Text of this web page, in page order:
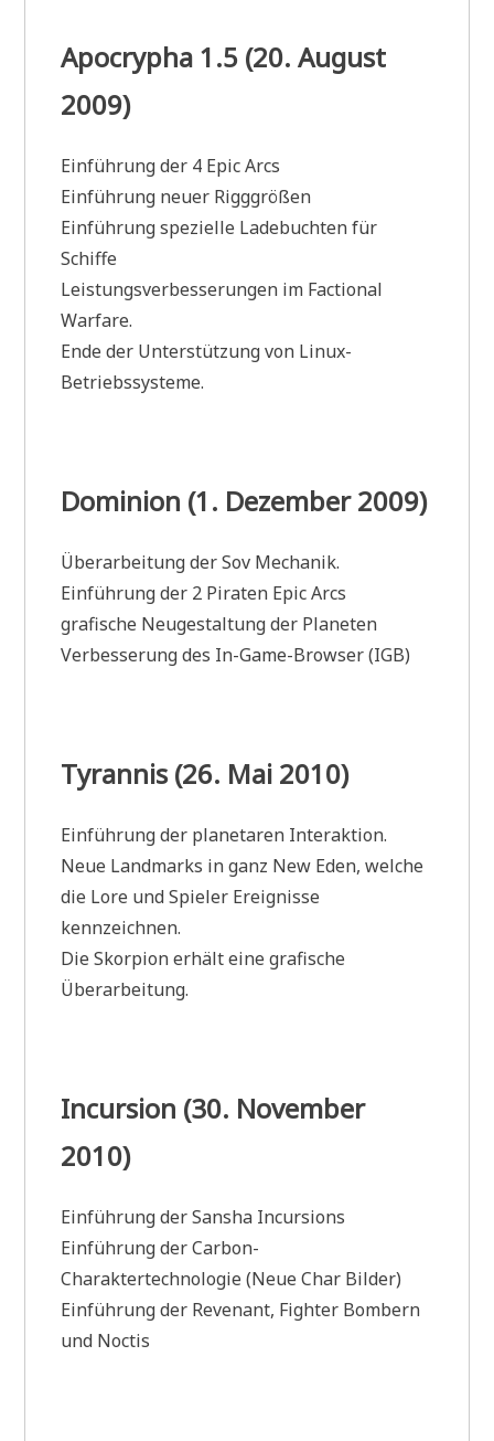
Apocrypha 1.5 (20. August
2009)
Einführung der 4 Epic Arcs
Einführung neuer Rigggrößen
Einführung spezielle Ladebuchten für
Schiffe
Leistungsverbesserungen im Factional
Warfare.
Ende der Unterstützung von Linux-
Betriebssysteme.
Dominion (1. Dezember 2009)
Überarbeitung der Sov Mechanik.
Einführung der 2 Piraten Epic Arcs
grafische Neugestaltung der Planeten
Verbesserung des In-Game-Browser (IGB)
Tyrannis (26. Mai 2010)
Einführung der planetaren Interaktion.
Neue Landmarks in ganz New Eden, welche
die Lore und Spieler Ereignisse
kennzeichnen.
Die Skorpion erhält eine grafische
Überarbeitung.
Incursion (30. November
2010)
Einführung der Sansha Incursions
Einführung der Carbon-
Charaktertechnologie (Neue Char Bilder)
Einführung der Revenant, Fighter Bombern
und Noctis